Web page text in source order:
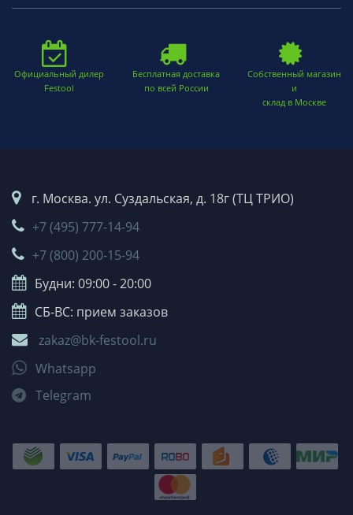
Официальный дилер
Festool
Бесплатная доставка
по всей России
Собственный магазин
и
склад в Москве
г. Москва. ул. Суздальская, д. 18г (ТЦ ТРИО)
+7 (495) 777-14-94
+7 (800) 200-15-94
Будни: 09:00 - 20:00
СБ-ВС: прием заказов
zakaz@bk-festool.ru
Whatsapp
Telegram